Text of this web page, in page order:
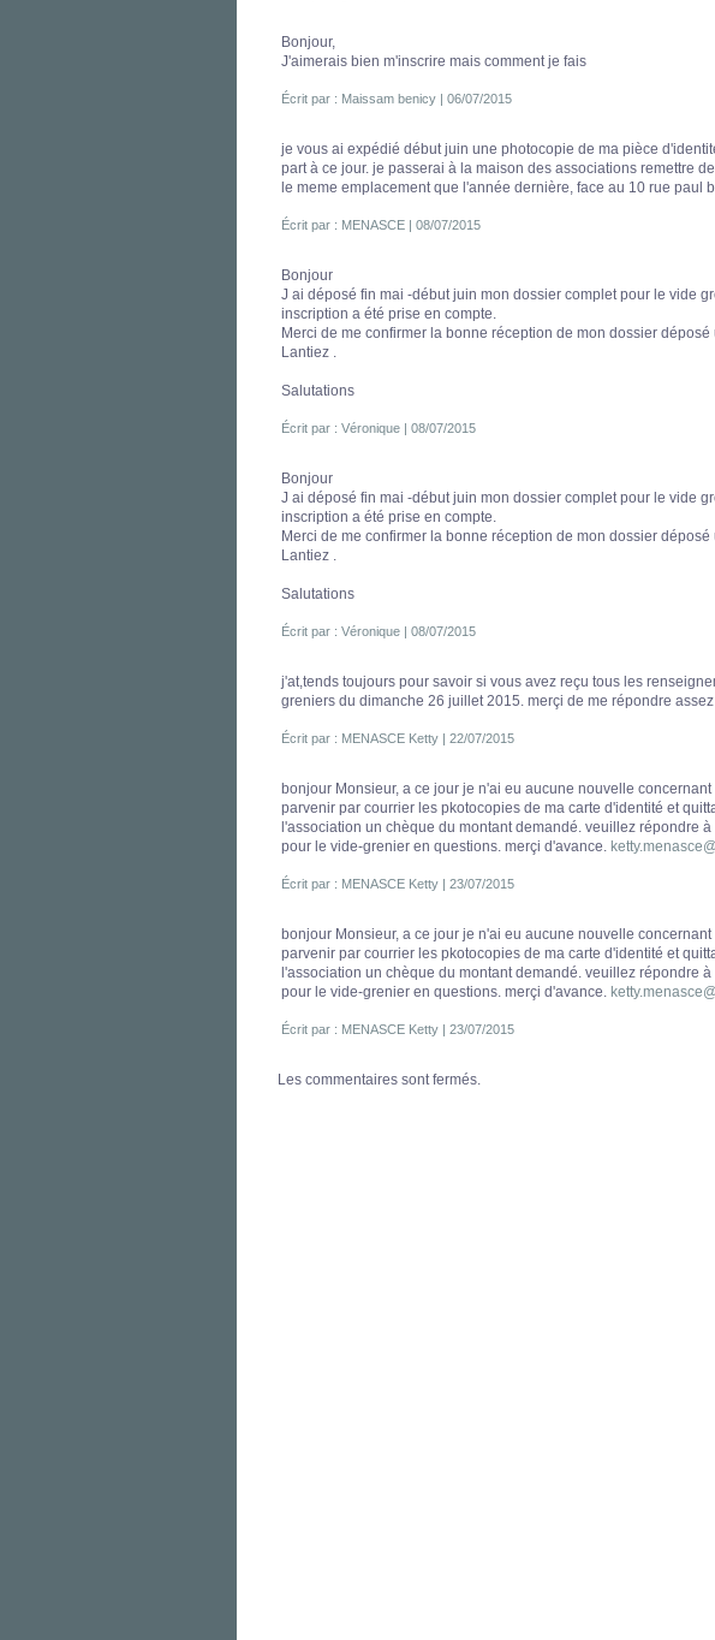
Bonjour,
J'aimerais bien m'inscrire mais comment je fais
Écrit par : Maissam benicy | 06/07/2015
je vous ai expédié début juin une photocopie de ma pièce
part à ce jour. je passerai à la maison des associations remettre
le meme emplacement que l'année dernière, face au 10 rue paul
Écrit par : MENASCE | 08/07/2015
Bonjour
J ai déposé fin mai -début juin mon dossier complet pour le vide
inscription a été prise en compte.
Merci de me confirmer la bonne réception de mon dossier
Lantiez .
Salutations
Écrit par : Véronique | 08/07/2015
Bonjour
J ai déposé fin mai -début juin mon dossier complet pour le vide
inscription a été prise en compte.
Merci de me confirmer la bonne réception de mon dossier
Lantiez .
Salutations
Écrit par : Véronique | 08/07/2015
j'at,tends toujours pour savoir si vous avez reçu tous les
greniers du dimanche 26 juillet 2015. merçi de me répondre
Écrit par : MENASCE Ketty | 22/07/2015
bonjour Monsieur, a ce jour je n'ai eu aucune nouvelle
parvenir par courrier les pkotocopies de ma carte d'identité et
l'association un chèque du montant demandé. veuillez répondre
pour le vide-grenier en questions. merçi d'avance.
Écrit par : MENASCE Ketty | 23/07/2015
bonjour Monsieur, a ce jour je n'ai eu aucune nouvelle
parvenir par courrier les pkotocopies de ma carte d'identité et
l'association un chèque du montant demandé. veuillez répondre
pour le vide-grenier en questions. merçi d'avance.
Écrit par : MENASCE Ketty | 23/07/2015
Les commentaires sont fermés.